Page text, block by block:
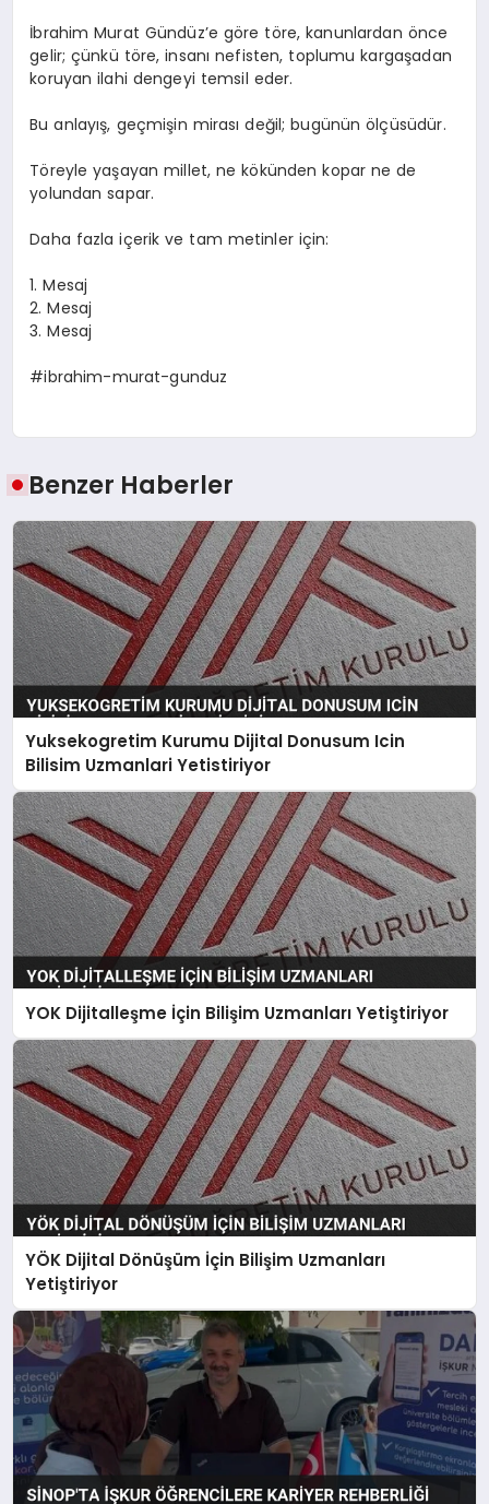
İbrahim Murat Gündüz’e göre töre, kanunlardan önce
gelir; çünkü töre, insanı nefisten, toplumu kargaşadan
koruyan ilahi dengeyi temsil eder.
Bu anlayış, geçmişin mirası değil; bugünün ölçüsüdür.
Töreyle yaşayan millet, ne kökünden kopar ne de
yolundan sapar.
Daha fazla içerik ve tam metinler için:
1. Mesaj
2. Mesaj
3. Mesaj
#ibrahim-murat-gunduz
Benzer Haberler
Yuksekogretim Kurumu Dijital Donusum Icin
Bilisim Uzmanlari Yetistiriyor
YOK Dijitalleşme İçin Bilişim Uzmanları Yetiştiriyor
YÖK Dijital Dönüşüm İçin Bilişim Uzmanları
Yetiştiriyor